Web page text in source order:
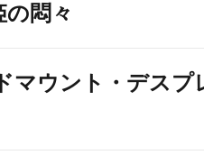
悶々
マウント・デスプ